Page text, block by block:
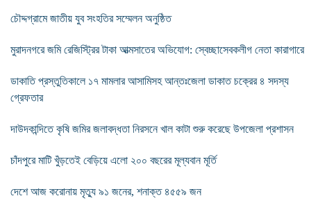
চৌদ্দগ্রামে জাতীয় যুব সংহতির সম্মেলন অনুষ্ঠিত
মুরাদনগরে জমি রেজিস্ট্রির টাকা আত্মসাতের অভিযোগ: স্বেচ্ছাসেবকলীগ নেতা কারাগারে
ডাকাতি প্রস্তুতিকালে ১৭ মামলার আসামিসহ আন্তঃজেলা ডাকাত চক্রের ৪ সদস্য
গ্রেফতার
দাউদকান্দিতে কৃষি জমির জলাবদ্ধতা নিরসনে খাল কাটা শুরু করেছে উপজেলা প্রশাসন
চাঁদপুরে মাটি খুঁড়তেই বেড়িয়ে এলো ২০০ বছরের মূল্যবান মূর্তি
দেশে আজ করোনায় মৃত্যু ৯১ জনের, শনাক্ত ৪৫৫৯ জন